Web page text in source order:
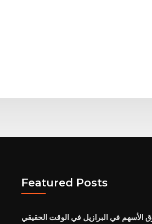
Featured Posts
الأسهم في البرازيل في الوقت الحقيقي